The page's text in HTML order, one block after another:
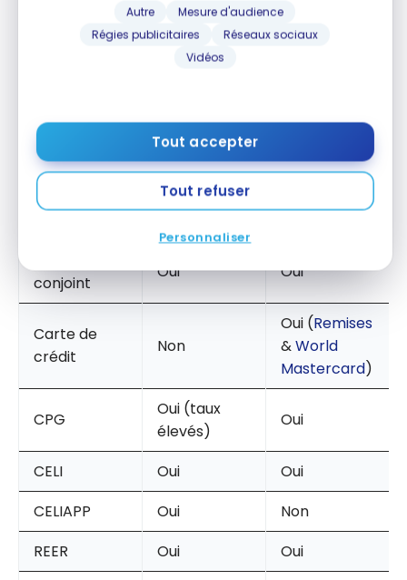
Autre
Mesure d'audience
Régies publicitaires
Réseaux sociaux
Vidéos
Tout accepter
Tout refuser
Personnaliser
caractéristiques et fonctionnalités de Banque EQ et
de Tangerine :
Compte-
chèques
Oui (compte
hybride)
Compte
Oui Oui
conjoint
Oui Oui
Carte de
crédit
Non
Oui (Remises
&World
Mastercard)
CPG
Oui (taux
élevés)
Oui
CELI Oui
Oui
CELIAPP
Oui
Non
REER
Oui Oui